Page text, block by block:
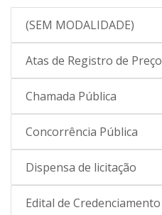
(SEM MODALIDADE)
Atas de Registro de Preço
Chamada Pública
Concorrência Pública
Dispensa de licitação
Edital de Credenciamento